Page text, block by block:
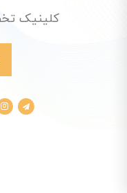
کلینیک